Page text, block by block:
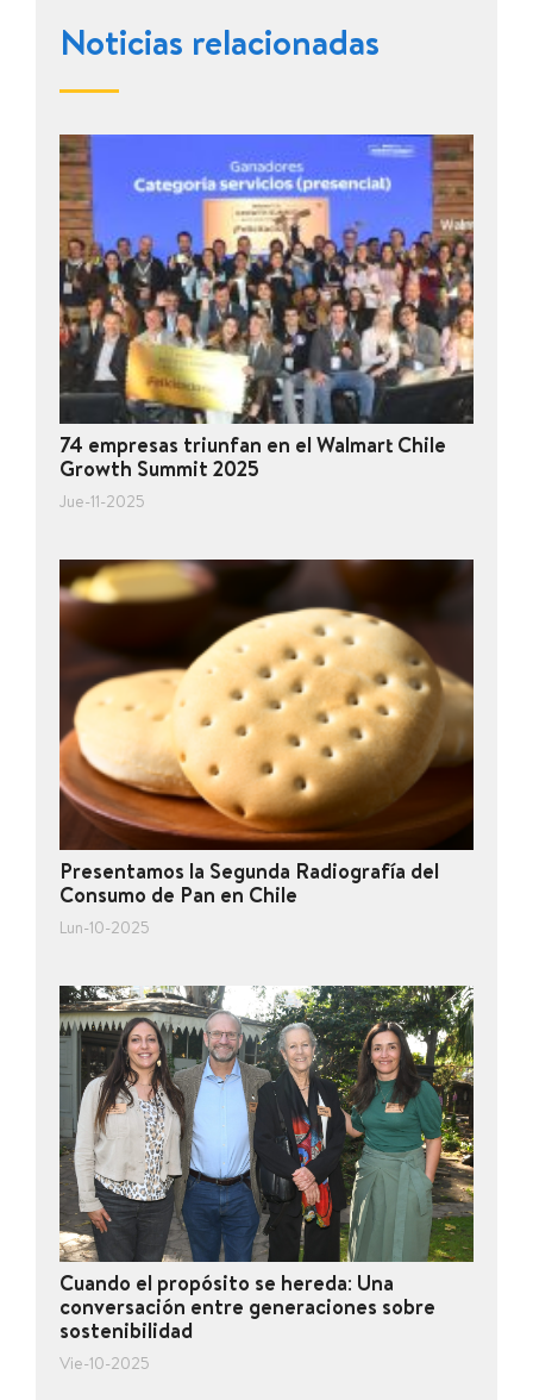
Noticias relacionadas
74 empresas triunfan en el Walmart Chile
Growth Summit 2025
Jue-11-2025
Presentamos la Segunda Radiografía del
Consumo de Pan en Chile
Lun-10-2025
Cuando el propósito se hereda: Una
conversación entre generaciones sobre
sostenibilidad
Vie-10-2025